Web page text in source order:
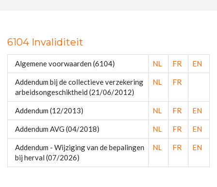
6104 Invaliditeit
Algemene voorwaarden (6104) NL FR EN
Addendum bij de collectieve verzekering
arbeidsongeschiktheid (21/06/2012)
NL FR
Addendum (12/2013) NL FR EN
Addendum AVG (04/2018) NL FR EN
Addendum - Wijziging van de bepalingen
bij herval (07/2026)
NL FR EN